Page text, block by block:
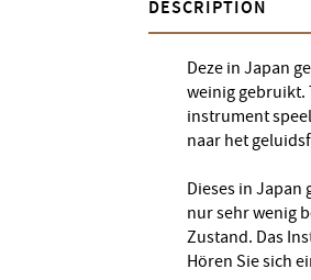
DESCRIPTION
Deze in Japan
weinig gebruikt.
instrument
naar het
Dieses in Japan
nur sehr wenig
Zustand. Das
Hören Sie sich